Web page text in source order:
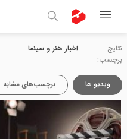
نتایج
برچسب:
اخبار هنر و سینما
ویدیو ها برچسب‌های مشابه